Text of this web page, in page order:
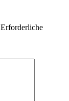
Erforderliche